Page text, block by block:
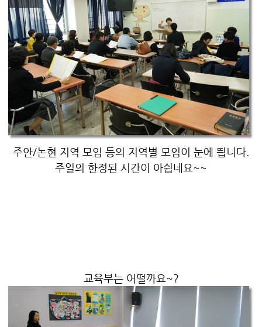
주안/논현 지역 모임 등의 지역별 모임이 눈에 띕니다.
주일의 한정된 시간이 아쉽네요~~
교육부는 어떨까요~?